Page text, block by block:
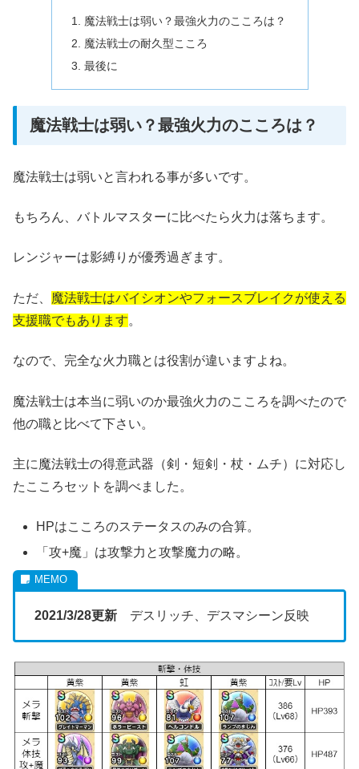
魔法戦士は弱い？最強火力のこころは？
魔法戦士の耐久型こころ
最後に
魔法戦士は弱い？最強火力のこころは？
魔法戦士は弱いと言われる事が多いです。
もちろん、バトルマスターに比べたら火力は落ちます。
レンジャーは影縛りが優秀過ぎます。
ただ、 魔法戦士はバイシオンやフォースブレイクが使える
支援職でもあります。
なので、完全な火力職とは役割が違いますよね。
魔法戦士は本当に弱いのか最強火力のこころを調べたので
他の職と比べて下さい。
主に魔法戦士の得意武器（剣・短剣・杖・ムチ）に対応し
たこころセットを調べました。
HPはこころのステータスのみの合算。
「攻+魔」は攻撃力と攻撃魔力の略。
2021/3/28更新 デスリッチ、デスマシーン反映